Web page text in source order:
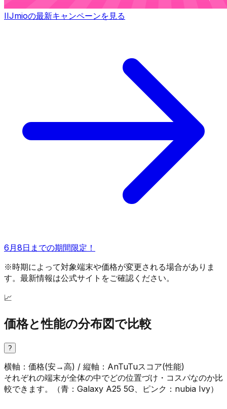
IIJmioの最新キャンペーンを見る
6月8日までの期間限定！
※時期によって対象端末や価格が変更される場合がありま
す。最新情報は公式サイトをご確認ください。
📈
価格と性能の分布図で比較
?
横軸：価格(安→高) / 縦軸：AnTuTuスコア(性能)
それぞれの端末が全体の中でどの位置づけ・コスパなのか比
較できます。（青 ： Galaxy A25 5G ピンク ： nubia Ivy）